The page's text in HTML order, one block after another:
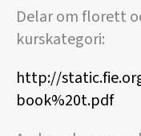
Delar om florett
kurskategori:
http://
book%20t.pdf